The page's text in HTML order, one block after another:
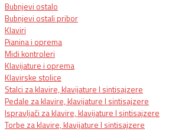
Bubnjevi ostalo
Bubnjevi ostali pribor
Klaviri
Pianina i oprema
Midi kontroleri
Klavijature i oprema
Klavirske stolice
Stalci za klavire, klavijature I sintisajzere
Pedale za klavire, klavijature I sintisajzere
Ispravljači za klavire, klavijature I sintisajzere
Torbe za klavire, klavijature I sintisajzere